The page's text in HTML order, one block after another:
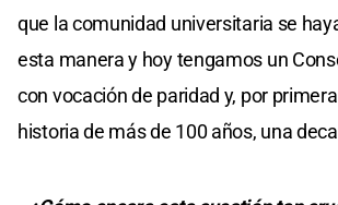
que la comunidad universitaria se
esta manera y hoy tengamos un
con vocación de paridad y, por
historia de más de 100 años, una